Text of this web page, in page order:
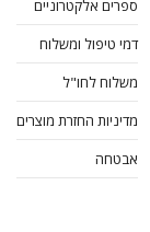
ספרים אלקטרוניים
דמי טיפול ומשלוח
משלוח לחו"ל
מדיניות החזרת מוצרים
אבטחה